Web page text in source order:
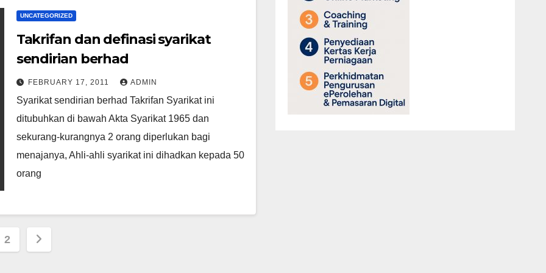
UNCATEGORIZED
Takrifan dan definasi syarikat
sendirian berhad
FEBRUARY 17, 2011 ADMIN
Syarikat sendirian berhad Takrifan Syarikat ini
ditubuhkan di bawah Akta Syarikat 1965 dan
sekurang-kurangnya 2 orang diperlukan bagi
menajanya, Ahli-ahli syarikat ini dihadkan kepada 50
orang
2